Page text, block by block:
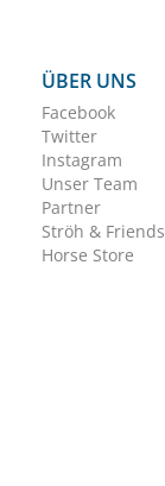
ÜBER UNS
Facebook
Twitter
Instagram
Unser Team
Partner
Ströh & Friends
Horse Store